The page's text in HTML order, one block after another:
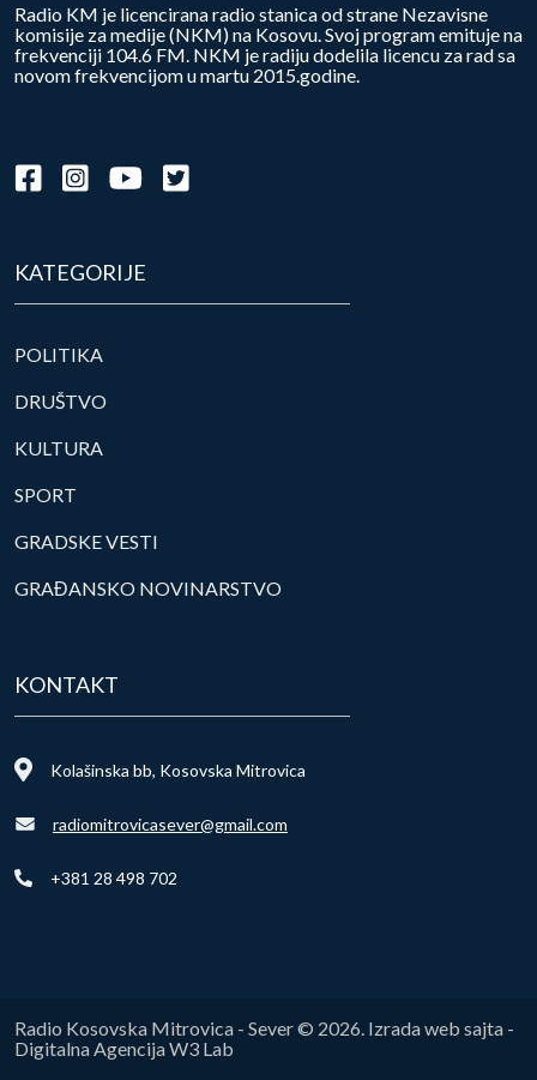
Radio KM je licencirana radio stanica od strane Nezavisne
komisije za medije (NKM) na Kosovu. Svoj program emituje na
frekvenciji 104.6 FM. NKM je radiju dodelila licencu za rad sa
novom frekvencijom u martu 2015.godine.
KATEGORIJE
POLITIKA
DRUŠTVO
KULTURA
SPORT
GRADSKE VESTI
GRAĐANSKO NOVINARSTVO
KONTAKT
Kolašinska bb, Kosovska Mitrovica
radiomitrovicasever@gmail.com
+381 28 498 702
Radio Kosovska Mitrovica - Sever © 2026. Izrada web sajta -
Digitalna Agencija W3 Lab